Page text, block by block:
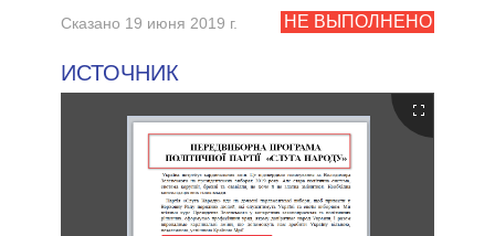
НЕ ВЫПОЛНЕНО
Сказано 19 июня 2019 г.
ИСТОЧНИК